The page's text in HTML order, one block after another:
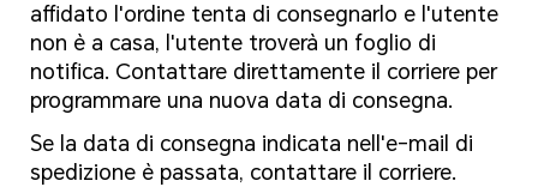
affidato l'ordine tenta di consegnarlo e l'utente
non è a casa, l'utente troverà un foglio di
notifica. Contattare direttamente il corriere per
programmare una nuova data di consegna.
Se la data di consegna indicata nell'e-mail di
spedizione è passata, contattare il corriere.